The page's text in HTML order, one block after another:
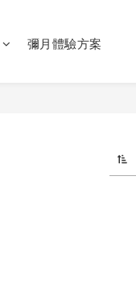
彌月體驗方案